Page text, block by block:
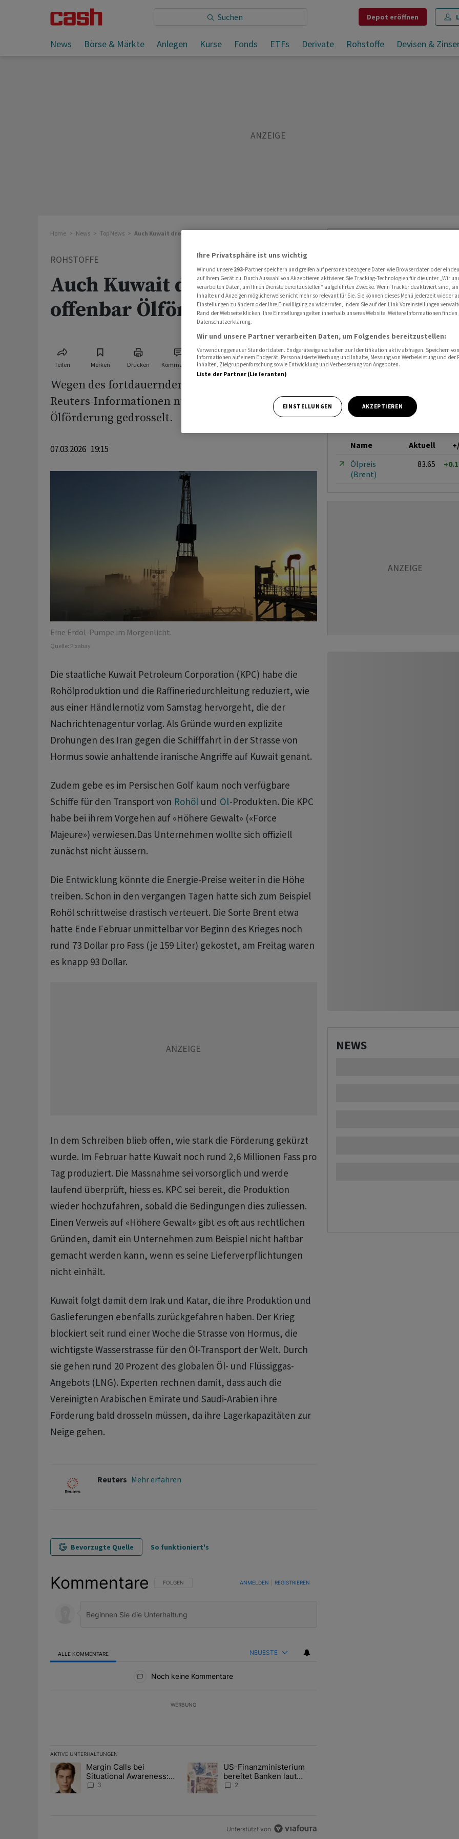
Depot eröffnen
News Börse & Märkte Anlegen Kurse Fonds ETFs Derivate Rohstoffe Devisen &
Sie lesen: Auch Kuwait drosselt offenbar Ölförderung
Teilen Merken Drucken Kommentare
Home News Top News Auch Kuwait drosselt offenbar Ölförderung
ROHSTOFFE
Auch Kuwait drosselt
offenbar Ölförderung
Teilen Merken Drucken Kommentare
Wegen des fortdauernden Iran-Kriegs hat nach
Reuters-Informationen nun auch Kuwait seine
Ölförderung gedrosselt.
07.03.2026 19:15
Eine Erdöl-Pumpe im Morgenlicht.
Quelle: Pixabay
Die staatliche Kuwait Petroleum Corporation (KPC) habe die
Rohölproduktion und die ‌Raffineriedurchleitung reduziert, ⁠wie
aus einer Händlernotiz vom Samstag hervorgeht, die der
Nachrichtenagentur vorlag. Als ⁠Gründe wurden explizite
Drohungen des Iran gegen die Schifffahrt in der Strasse von
Hormus sowie anhaltende ‌iranische Angriffe auf Kuwait genant.
Zudem gebe es im ‌Persischen Golf kaum noch verfügbare
Schiffe für ​den Transport von Rohöl und Öl-Produkten. Die KPC
habe bei ihrem Vorgehen auf «Höhere Gewalt» («Force
Majeure») verwiesen.Das Unternehmen wollte sich offiziell
zunächst nicht äussern.
Die Entwicklung könnte die Energie-Preise weiter in die Höhe
treiben. Schon in den vergangen Tagen ‌hatte sich zum Beispiel
Rohöl schrittweise drastisch verteuert. Die Sorte Brent etwa
hatte Ende Februar unmittelbar vor Beginn des Krieges noch
rund 73 Dollar pro Fass (je 159 Liter) ​gekostet, am Freitag waren
es knapp 93 Dollar.
In dem ​Schreiben blieb offen, wie stark die Förderung gekürzt ​
wurde. Im Februar hatte Kuwait noch rund 2,6 Millionen Fass pro
Tag produziert. Die Massnahme ‌sei vorsorglich und werde
laufend überprüft, hiess es. KPC sei bereit, die Produktion
wieder hochzufahren, sobald die Bedingungen dies zuliessen.
Einen Verweis auf «Höhere Gewalt» gibt es oft ​aus rechtlichen ​
Gründen, damit ein Unternehmen zum Beispiel ⁠nicht haftbar
gemacht werden kann, wenn es seine Lieferverpflichtungen ​
nicht einhält.
Kuwait folgt ⁠damit dem Irak und Katar, die ihre Produktion und
Gaslieferungen ebenfalls zurückgefahren haben. ‌Der Krieg
blockiert seit rund einer Woche die Strasse von Hormus, die
wichtigste Wasserstrasse für den Öl-Transport der Welt. Durch
sie gehen rund ‌20 Prozent des globalen Öl- und Flüssiggas-
Angebots (LNG). Experten ​rechnen damit, dass auch die
Vereinigten Arabischen Emirate und Saudi-Arabien ihre
Förderung bald drosseln müssen, da ihre Lagerkapazitäten zur
Neige gehen.
Reuters Mehr erfahren
Bevorzugte Quelle So funktioniert's
Kommentare FOLGE DIESER UNTERHALTUNG, UM BENACHRICHTIGT ZU WERDEN, WENN NEUE KOMMENTARE VERÖFFENTLICHT
FOLGEN ANMELDEN REGISTRIEREN
ALLE KOMMENTARE NEUESTE
Noch keine Kommentare
WERBUNG
AKTIVE UNTERHALTUNGEN
Das Folgende ist eine Liste der am meisten kommentierten Artikel der letzten 7 days.
Ein Trendartikel mit dem Titel "Margin Calls bei Situational Awareness: Alles über den Retter-Deal" mit 3 kommentare.
Margin Calls bei
Situational Awareness:
Alles über den Retter-
3
Ein Trendartikel mit dem Titel "US-Finanzministerium bereitet Banken laut
US-Finanzministerium
bereitet Banken laut
Insider auf eventuelle
2
Unterstützt von
Name Aktuell
Ölpreis
(Brent)
83.65
NEWS
Ihre Privatsphäre ist uns wichtig
Wir und unsere 293-Partner speichern und greifen auf personenbezogene Daten wie Browserdaten oder
auf Ihrem Gerät zu. Durch Auswahl von Akzeptieren aktivieren Sie Tracking-Technologien für die unter „Wir
verarbeiten Daten, um Ihnen Dienste bereitzustellen“ aufgeführten Zwecke. Wenn Tracker deaktiviert sind,
Inhalte und Anzeigen möglicherweise nicht mehr so relevant für Sie. Sie können dieses Menü jederzeit wieder
Einstellungen zu ändern oder Ihre Einwilligung zu widerrufen, indem Sie auf den Link Voreinstellungen
Rand der Webseite klicken. Ihre Einstellungen gelten innerhalb unseres Website. Weitere Informationen finden
Datenschutzerklärung.
Wir und unsere Partner verarbeiten Daten, um Folgendes bereitzustellen:
Verwendung genauer Standortdaten. Endgeräteeigenschaften zur Identifikation aktiv abfragen. Speichern
Informationen auf einem Endgerät. Personalisierte Werbung und Inhalte, Messung von Werbeleistung und der
Inhalten, Zielgruppenforschung sowie Entwicklung und Verbesserung von Angeboten.
Liste der Partner (Lieferanten)
EINSTELLUNGEN AKZEPTIEREN